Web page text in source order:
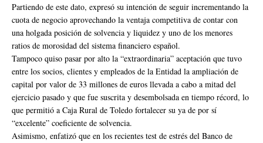
Partiendo de este dato, expresó su intención de seguir incrementando la
cuota de negocio aprovechando la ventaja competitiva de contar con
una holgada posición de solvencia y liquidez y uno de los menores
ratios de morosidad del sistema financiero español.
Tampoco quiso pasar por alto la “extraordinaria” aceptación que tuvo
entre los socios, clientes y empleados de la Entidad la ampliación de
capital por valor de 33 millones de euros llevada a cabo a mitad del
ejercicio pasado y que fue suscrita y desembolsada en tiempo récord, lo
que permitió a Caja Rural de Toledo fortalecer su ya de por sí
“excelente” coeficiente de solvencia.
Asimismo, enfatizó que en los recientes test de estrés del Banco de